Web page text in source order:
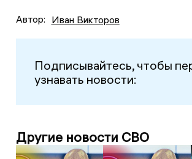
Автор: Иван Викторов
Подписывайтесь, чтобы
узнавать новости:
Другие новости СВО